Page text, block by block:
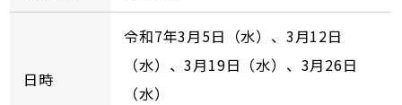
日時
令和7年3月5日（水）、3月12日
（水）、3月19日（水）、3月26日
（水）